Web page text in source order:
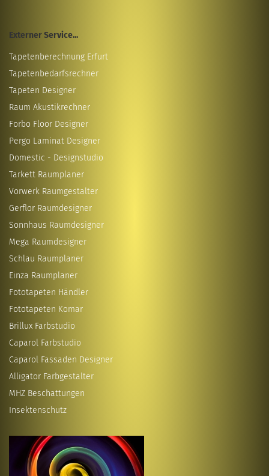
Externer Service...
Tapetenberechnung Erfurt
Tapetenbedarfsrechner
Tapeten Designer
Raum Akustikrechner
Forbo Floor Designer
Pergo Laminat Designer
Domestic - Designstudio
Tarkett Raumplaner
Vorwerk Raumgestalter
Gerflor Raumdesigner
Sonnhaus Raumdesigner
Mega Raumdesigner
Schlau Raumplaner
Einza Raumplaner
Fototapeten Händler
Fototapeten Komar
Brillux Farbstudio
Caparol Farbstudio
Caparol Fassaden Designer
Alligator Farbgestalter
MHZ Beschattungen
Insektenschutz